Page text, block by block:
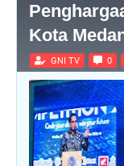
Kota
GNI TV 0